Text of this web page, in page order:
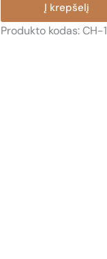
1
KAPITONAS
Į krepšelį
Produkto kodas:CH-1